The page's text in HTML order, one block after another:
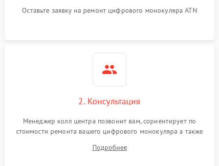
изображения
1000 ₽ Подробнее →
2000 ₽
Проблемы с заземлением 1000 ₽
Повреждение печатной
платы
2800 ₽
Оставьте заявку на ремонт цифрового монокуляра ATN
2. Консультация
Менеджер колл центра позвонит вам, сориентирует по
стоимости ремонта вашего цифрового монокуляра а также
Подробнее